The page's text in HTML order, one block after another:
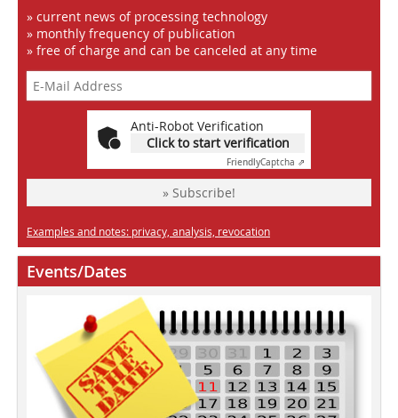
» current news of processing technology
» monthly frequency of publication
» free of charge and can be canceled at any time
Anti-Robot Verification
Click to start verification
FriendlyCaptcha ⇗
» Subscribe!
Examples and notes: privacy, analysis, revocation
Events/Dates